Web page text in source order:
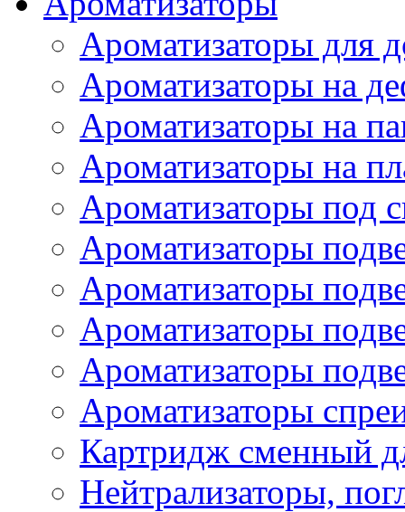
Ароматизаторы для
Ароматизаторы на
Ароматизаторы на
Ароматизаторы на
Ароматизаторы под
Ароматизаторы
Ароматизаторы
Ароматизаторы
Ароматизаторы
Ароматизаторы
Картридж сменный
Нейтрализаторы,